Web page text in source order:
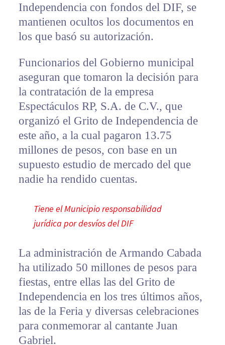
Independencia con fondos del DIF, se
mantienen ocultos los documentos en
los que basó su autorización.
Funcionarios del Gobierno municipal
aseguran que tomaron la decisión para
la contratación de la empresa
Espectáculos RP, S.A. de C.V., que
organizó el Grito de Independencia de
este año, a la cual pagaron 13.75
millones de pesos, con base en un
supuesto estudio de mercado del que
nadie ha rendido cuentas.
Tiene el Municipio responsabilidad
jurídica por desvíos del DIF
La administración de Armando Cabada
ha utilizado 50 millones de pesos para
fiestas, entre ellas las del Grito de
Independencia en los tres últimos años,
las de la Feria y diversas celebraciones
para conmemorar al cantante Juan
Gabriel.